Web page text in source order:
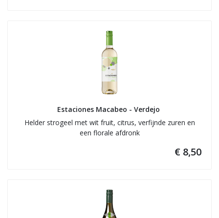
Estaciones Macabeo - Verdejo
Helder strogeel met wit fruit, citrus, verfijnde zuren en
een florale afdronk
€ 8,50